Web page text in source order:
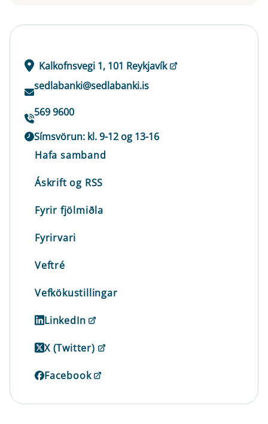
Kalkofnsvegi 1, 101 Reykjavík
sedlabanki@sedlabanki.is
569 9600
Símsvörun: kl. 9-12 og 13-16
Hafa samband
Áskrift og RSS
Fyrir fjölmiðla
Fyrirvari
Veftré
Vefkökustillingar
LinkedIn
X (Twitter)
Facebook